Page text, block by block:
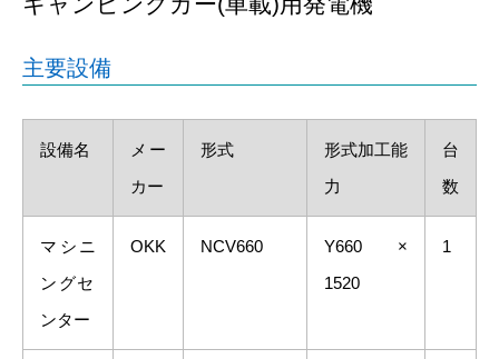
主要設備
設備名
メー
カー
形式
形式加工能
力
台
数
マシニ
ングセ
ンター
OKK NCV660
Y660 ×
1520
1